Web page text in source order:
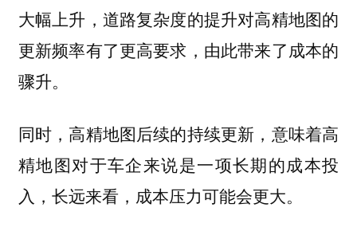
大幅上升，道路复杂度的提升对高精地图的
更新频率有了更高要求，由此带来了成本的
骤升。
同时，高精地图后续的持续更新，意味着高
精地图对于车企来说是一项长期的成本投
入，长远来看，成本压力可能会更大。